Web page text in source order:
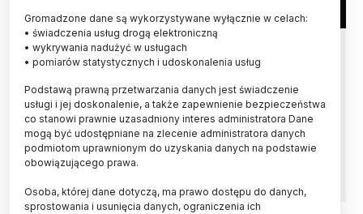
Politechnika Śląska drukuje
przyłbice ochronne dla lekarzy
Politechnika Śląska w Gliwicach, odpowiadając
na apele szpitali o niezbędne wyposażenie
ochronne na czas epidemii, produkuje przyłbice
dla lekarzy, wykorzystując drukarki 3D.
Gromadzone dane są wykorzystywane wyłącznie w celach:
• świadczenia usług drogą elektroniczną
• wykrywania nadużyć w usługach
• pomiarów statystycznych i udoskonalenia usług
Podstawą prawną przetwarzania danych jest świadczenie
usługi i jej doskonalenie, a także zapewnienie bezpieczeństwa
co stanowi prawnie uzasadniony interes administratora Dane
mogą być udostępniane na zlecenie administratora danych
podmiotom uprawnionym do uzyskania danych na podstawie
obowiązującego prawa.
Osoba, której dane dotyczą, ma prawo dostępu do danych,
sprostowania i usunięcia danych, ograniczenia ich